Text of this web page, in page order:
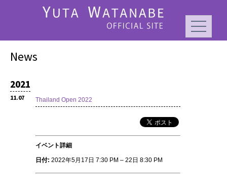
News
2021
11.07 Thailand Open 2022
イベント詳細
日付: 2022年5月17日 7:30 PM – 22日 8:30 PM